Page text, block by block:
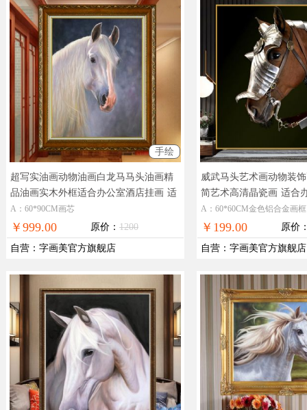
手绘
超写实油画动物油画白龙马马头油画精
品油画实木外框适合办公室酒店挂画 适
合办公室卧室的动物油画
A：60*90CM画芯
￥999.00 原价： 1200
自营 ： 字画美官方旗舰店
威武马头艺术画动物装
简艺术高清晶瓷画 适合
饰画
A：60*60CM金色铝合金画框
￥199.00 原价
自营 ： 字画美官方旗舰店